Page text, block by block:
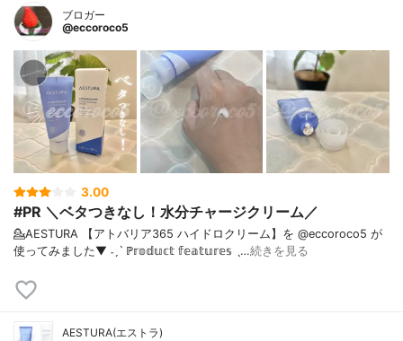
ブロガー
@eccoroco5
3.00
#PR ＼ベタつきなし！水分チャージクリーム／
💁AESTURA 【アトバリア365 ハイドロクリーム】を @eccoroco5 が
使ってみました⁡⁡⁡▼⁡⁡⁡ ˗ˏˋ ℙ𝕣𝕠𝕕𝕦𝕔𝕥 𝕗𝕖𝕒𝕥𝕦𝕣𝕖𝕤 ˎ…続きを見る
AESTURA(エストラ)